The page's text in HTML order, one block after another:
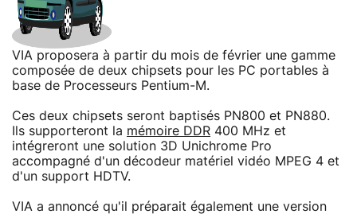
VIA proposera à partir du mois de février une gamme
composée de deux chipsets pour les PC portables à
base de Processeurs Pentium-M.
Ces deux chipsets seront baptisés PN800 et PN880.
Ils supporteront la mémoire DDR 400 MHz et
intégreront une solution 3D Unichrome Pro
accompagné d'un décodeur matériel vidéo MPEG 4 et
d'un support HDTV.
VIA a annoncé qu'il préparait également une version